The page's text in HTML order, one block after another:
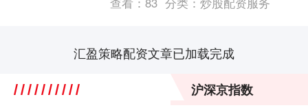
致，另一些人....
汇盈策略配资文章已加载完成
沪深京指数